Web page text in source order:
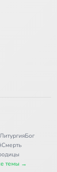
ЛитургияБог
Смерть
темы →